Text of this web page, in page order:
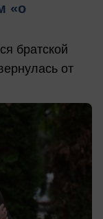
«о
братской
от